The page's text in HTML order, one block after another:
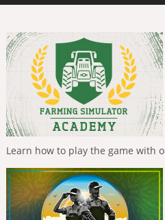
Learn how to play the game with